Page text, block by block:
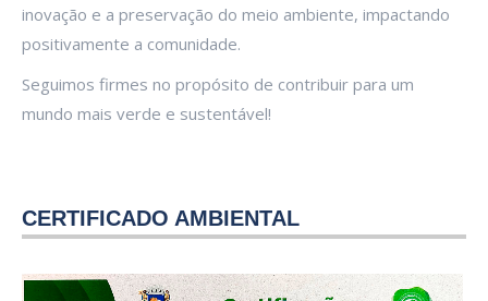
inovação e a preservação do meio ambiente, impactando
positivamente a comunidade.
Seguimos firmes no propósito de contribuir para um
mundo mais verde e sustentável!
CERTIFICADO AMBIENTAL